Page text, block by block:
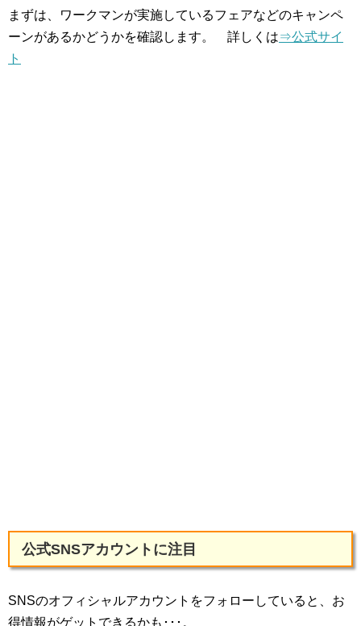
まずは、ワークマンが実施しているフェアなどのキャンペ
ーンがあるかどうかを確認します。 詳しくは⇒公式サイ
ト
公式SNSアカウントに注目
SNSのオフィシャルアカウントをフォローしていると、お
得情報がゲットできるかも･･･。